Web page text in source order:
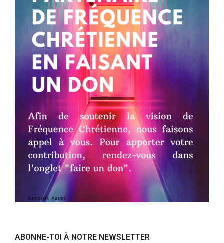
ABONNE-TOI À NOTRE NEWSLETTER